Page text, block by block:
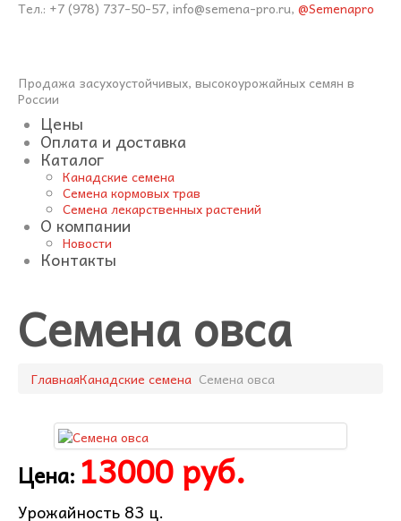
Тел.: +7 (978) 737-50-57, info@semena-pro.ru, @Semenapro
Продажа засухоустойчивых, высокоурожайных семян в
России
Цены
Оплата и доставка
Каталог
Канадские семена
Семена кормовых трав
Семена лекарственных растений
О компании
Новости
Контакты
Семена овса
ГлавнаяКанадские семена Семена овса
Цена: 13000 руб.
Урожайность 83 ц.